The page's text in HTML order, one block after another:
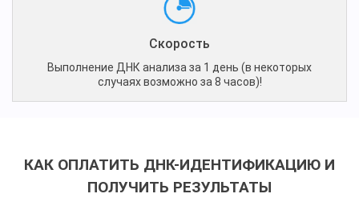
Скорость
Выполнение ДНК анализа за 1 день (в некоторых
случаях возможно за 8 часов)!
КАК ОПЛАТИТЬ ДНК-ИДЕНТИФИКАЦИЮ И
ПОЛУЧИТЬ РЕЗУЛЬТАТЫ